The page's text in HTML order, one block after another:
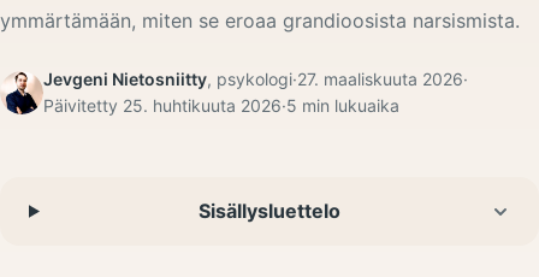
ymmärtämään, miten se eroaa grandioosista narsismista.
Jevgeni Nietosniitty, psykologi·27. maaliskuuta 2026·
Päivitetty 25. huhtikuuta 2026·5 min lukuaika
Sisällysluettelo